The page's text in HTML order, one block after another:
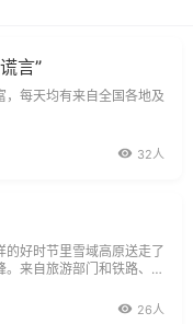
言”
每天均有来自全国各地及
32人
好时节里雪域高原送走了
来自旅游部门和铁路、航
产业实现了双赢。ldquo26人